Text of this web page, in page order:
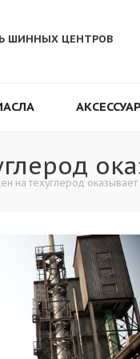
ШИННЫХ ЦЕНТРОВ
на техуглерод